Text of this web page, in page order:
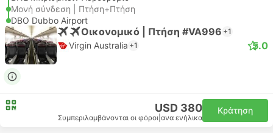
Μονή σύνδεση | Πτήση+Πτήση
DBO Dubbo Airport
Οικονομικό | Πτήση #VA996 +1
Virgin Australia +1 5.0
USD 380
Συμπεριλαμβάνονται οι φόροι ανα ενήλικα
Κράτηση